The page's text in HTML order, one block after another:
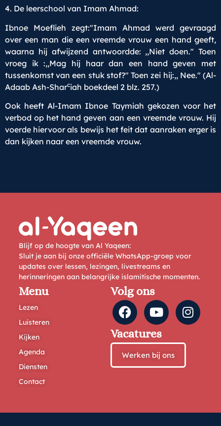
4. De leerschool van Imam Ahmad:
Ibnoe Moeflieh zegt:"Imam Ahmad werd gevraagd
over een man die een vreemde vrouw een hand geeft,
waarna hij afwijzend antwoordde: ,,Niet doen." Toen
vroeg ik :,,Mag hij haar dan een hand geven met
tussenkomst van een stuk stof?" Toen zei hij:,, Nee." (Al-
Adaab Ash-Sharciah boekdeel 2 blz. 257.)
Ook heeft Al-Imam Ibnoe Taymiah gekozen voor het
verbod op het hand geven aan een vreemde vrouw. Hij
voerde hiervoor als bewijs het feit dat aanraken erger is
dan kijken naar een vreemde vrouw.
Blijf op de hoogte van Al Yaqeen:
Sluit je aan bij onze officiële WhatsApp-groep voor
updates over lessen, lezingen, livestreams en
herinneringen aan belangrijke islamitische momenten.
Menu
Lezen
Luisteren
Kijken
Agenda
Diensten
Contact
Volg ons
Vacatures
Werken bij ons